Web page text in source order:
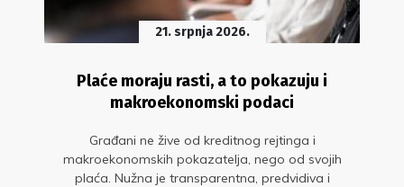
21. srpnja 2026.
Plaće moraju rasti, a to pokazuju i
makroekonomski podaci
Građani ne žive od kreditnog rejtinga i
makroekonomskih pokazatelja, nego od svojih
plaća. Nužna je transparentna, predvidiva i